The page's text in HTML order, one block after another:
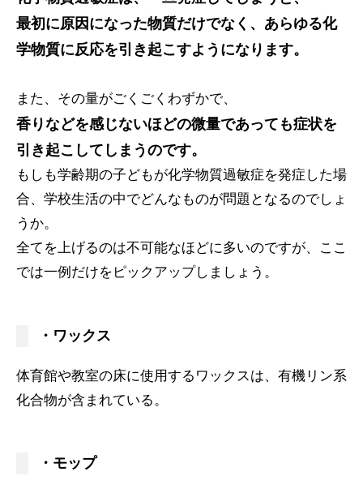
最初に原因になった物質だけでなく、あらゆる化
学物質に反応を引き起こすようになります。
また、その量がごくごくわずかで、
香りなどを感じないほどの微量であっても症状を
引き起こしてしまうのです。
もしも学齢期の子どもが化学物質過敏症を発症した場
合、学校生活の中でどんなものが問題となるのでしょ
うか。
全てを上げるのは不可能なほどに多いのですが、ここ
では一例だけをピックアップしましょう。
・ワックス
体育館や教室の床に使用するワックスは、有機リン系
化合物が含まれている。
・モップ